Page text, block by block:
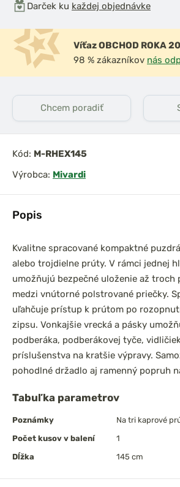
3,6m 3lb
Chyť a pusť Neoprénová
páska na prúty 2ks
Popis
Kvalitne spracované kompaktné
alebo trojdielne prúty. V rámci jednej
umožňujú bezpečné uloženie až troch
medzi vnútorné polstrované priečky.
uľahčuje prístup k prútom po
zipsu. Vonkajšie vrecká a pásky
podberáka, podberákovej tyče,
príslušenstva na kratšie výpravy.
pohodlné držadlo aj ramenný popruh
Tabuľka parametrov
Poznámky
Na tri kaprové
Počet kusov v balení
1
Dĺžka
145 cm
Darček ku každej objednávke
Víťaz OBCHOD ROKA
98 % zákazníkov nás
Chcem poradiť
Kód: M-RHEX145
Výrobca: Mivardi